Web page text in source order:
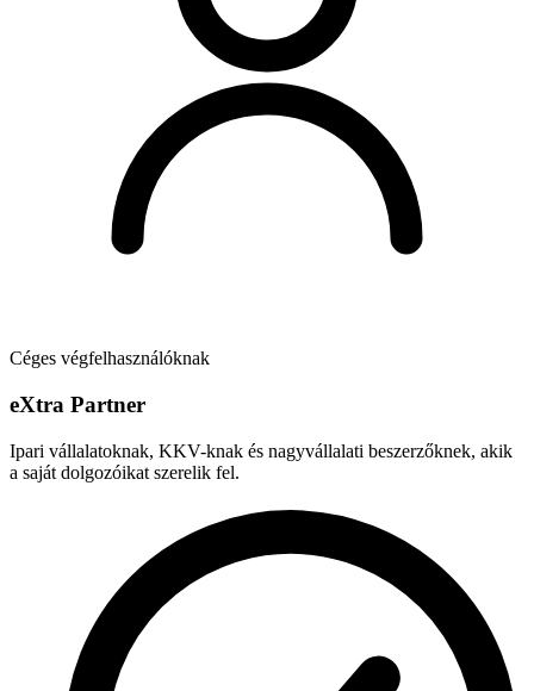
Céges végfelhasználóknak
eXtra Partner
Ipari vállalatoknak, KKV-knak és nagyvállalati beszerzőknek, akik
a saját dolgozóikat szerelik fel.